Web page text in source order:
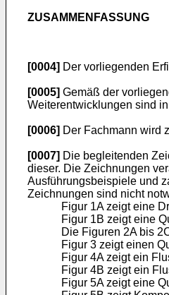
ZUSAMMENFASSUNG
[0004] Der vorliegenden
[0005] Gemäß der
Weiterentwicklungen sind
[0006] Der Fachmann wird
[0007] Die begleitenden
dieser. Die Zeichnungen
Ausführungsbeispiele und
Zeichnungen sind nicht
Figur 1A zeigt eine
Figur 1B zeigt eine
Die Figuren 2A bis
Figur 3 zeigt einen
Figur 4A zeigt ein
Figur 4B zeigt ein
Figur 5A zeigt eine